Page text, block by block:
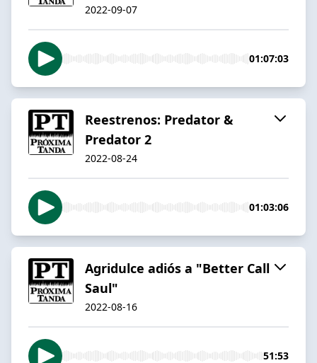
2022-09-07
01:07:03
Reestrenos: Predator &
Predator 2
2022-08-24
01:03:06
Agridulce adiós a "Better Call
Saul"
2022-08-16
51:53